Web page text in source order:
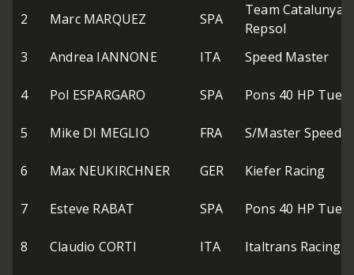
2
Marc MARQUEZ SPA
Team
Repsol
3
Andrea IANNONE ITA Speed Master
4 Pol ESPARGARO SPA Pons 40 HP
5 Mike DI MEGLIO FRA S/Master Speed
6 Max NEUKIRCHNER GER Kiefer Racing
7 Esteve RABAT SPA Pons 40 HP
8 Claudio CORTI ITA Italtrans Racing